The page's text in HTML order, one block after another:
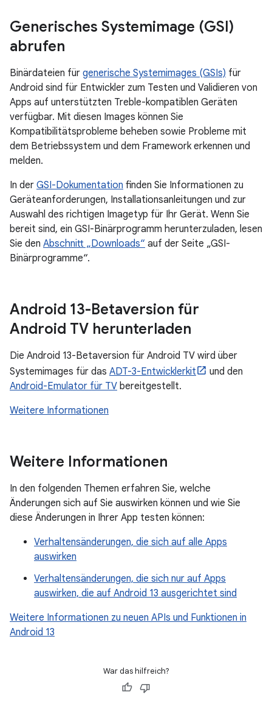
Generisches Systemimage (GSI)
abrufen
Binärdateien für generische Systemimages (GSIs) für
Android sind für Entwickler zum Testen und Validieren von
Apps auf unterstützten Treble-kompatiblen Geräten
verfügbar. Mit diesen Images können Sie
Kompatibilitätsprobleme beheben sowie Probleme mit
dem Betriebssystem und dem Framework erkennen und
melden.
In der GSI-Dokumentation finden Sie Informationen zu
Geräteanforderungen, Installationsanleitungen und zur
Auswahl des richtigen Imagetyp für Ihr Gerät. Wenn Sie
bereit sind, ein GSI-Binärprogramm herunterzuladen, lesen
Sie den Abschnitt „Downloads“ auf der Seite „GSI-
Binärprogramme“.
Android 13-Betaversion für
Android TV herunterladen
Die Android 13-Betaversion für Android TV wird über
Systemimages für das ADT-3-Entwicklerkit
und den
Android-Emulator für TV bereitgestellt.
Weitere Informationen
Weitere Informationen
In den folgenden Themen erfahren Sie, welche
Änderungen sich auf Sie auswirken können und wie Sie
diese Änderungen in Ihrer App testen können:
Verhaltensänderungen, die sich auf alle Apps
auswirken
Verhaltensänderungen, die sich nur auf Apps
auswirken, die auf Android 13 ausgerichtet sind
Weitere Informationen zu neuen APIs und Funktionen in
Android 13
War das hilfreich?